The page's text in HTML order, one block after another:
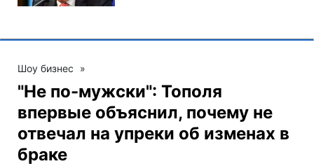
Шоу бизнес »
"Не по-мужски": Тополя
впервые объяснил, почему не
отвечал на упреки об изменах в
браке